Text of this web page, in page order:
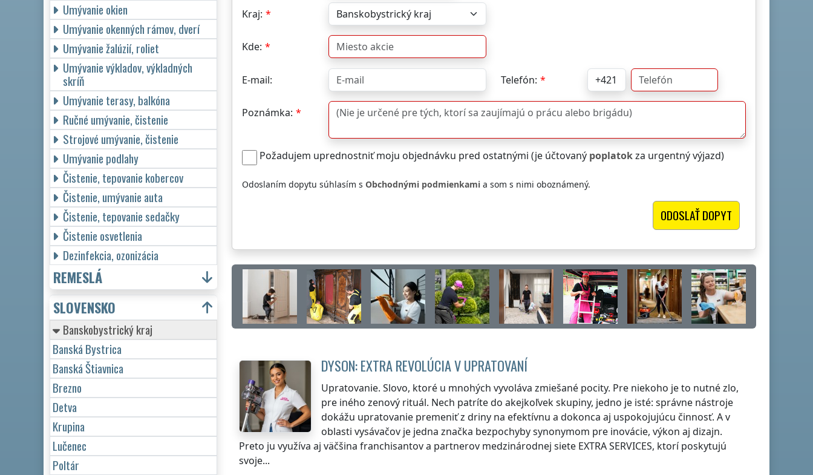
Kraj:
Kde:
E-mail: Telefón:
Poznámka:
Požadujem uprednostniť moju objednávku pred ostatnými (je účtovaný poplatokza urgentný výjazd)
Odoslaním dopytu súhlasím s Obchodnými podmienkami a som s nimi oboznámený.
DYSON: EXTRA REVOLÚCIA V UPRATOVANÍ
Upratovanie. Slovo, ktoré u mnohých vyvoláva zmiešané pocity. Pre niekoho je to nutné zlo,
pre iného zenový rituál. Nech patríte do akejkoľvek skupiny, jedno je isté: správne nástroje
dokážu upratovanie premeniť z driny na efektívnu a dokonca aj uspokojujúcu činnosť. A v
oblasti vysávačov je jedna značka bezpochyby synonymom pre inovácie, výkon aj dizajn.
Preto ju využíva aj väčšina franchisantov a partnerov medzinárodnej siete EXTRA SERVICES, ktorí poskytujú
svoje...
Umývanie okien
Umývanie okenných rámov, dverí
Umývanie žalúzií, roliet
Umývanie výkladov, výkladných
skríň
Umývanie terasy, balkóna
Ručné umývanie, čistenie
Strojové umývanie, čistenie
Umývanie podlahy
Čistenie, tepovanie kobercov
Čistenie, umývanie auta
Čistenie, tepovanie sedačky
Čistenie osvetlenia
Dezinfekcia, ozonizácia
REMESLÁ
SLOVENSKO
Banskobystrický kraj
Banská Bystrica
Banská Štiavnica
Brezno
Detva
Krupina
Lučenec
Poltár